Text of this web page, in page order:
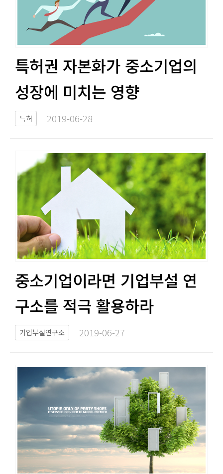
특허권 자본화가 중소기업의
성장에 미치는 영향​​
특허 2019-06-28​
중소기업이라면 기업부설 연
구소를 적극 활용하라​​
기업부설연구소 2019-06-27​